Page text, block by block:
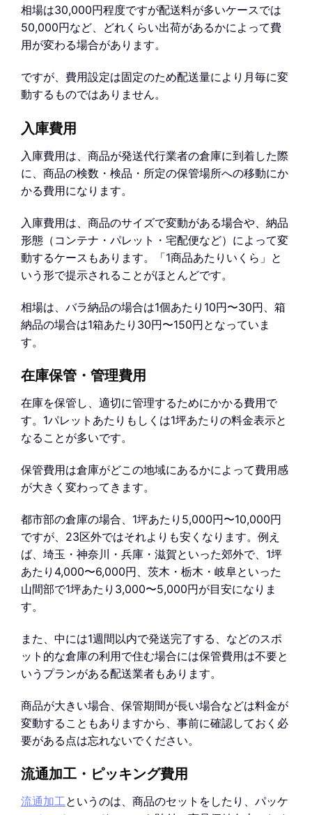
相場は30,000円程度ですが配送料が多いケースでは
50,000円など、どれくらい出荷があるかによって費
用が変わる場合があります。
ですが、費用設定は固定のため配送量により月毎に変
動するものではありません。
入庫費用
入庫費用は、商品が発送代行業者の倉庫に到着した際
に、商品の検数・検品・所定の保管場所への移動にか
かる費用になります。
入庫費用は、商品のサイズで変動がある場合や、納品
形態（コンテナ・パレット・宅配便など）によって変
動するケースもあります。「1商品あたりいくら」と
いう形で提示されることがほとんどです。
相場は、バラ納品の場合は1個あたり10円〜30円、箱
納品の場合は1箱あたり30円〜150円となっていま
す。
在庫保管・管理費用
在庫を保管し、適切に管理するためにかかる費用で
す。1パレットあたりもしくは1坪あたりの料金表示と
なることが多いです。
保管費用は倉庫がどこの地域にあるかによって費用感
が大きく変わってきます。
都市部の倉庫の場合、1坪あたり5,000円〜10,000円
ですが、23区外ではそれよりも安くなります。例え
ば、埼玉・神奈川・兵庫・滋賀といった郊外で、1坪
あたり4,000〜6,000円、茨木・栃木・岐阜といった
山間部で1坪あたり3,000〜5,000円が目安になりま
す。
また、中には1週間以内で発送完了する、などのスポ
ット的な倉庫の利用で住む場合には保管費用は不要と
いうプランがある配送業者もあります。
商品が大きい場合、保管期間が長い場合などは料金が
変動することもありますから、事前に確認しておく必
要がある点は忘れないでください。
流通加工・ピッキング費用
流通加工というのは、商品のセットをしたり、パッケ